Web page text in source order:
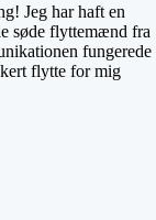
Jeg har haft en
søde flyttemænd fra
fungerede
flytte for mig